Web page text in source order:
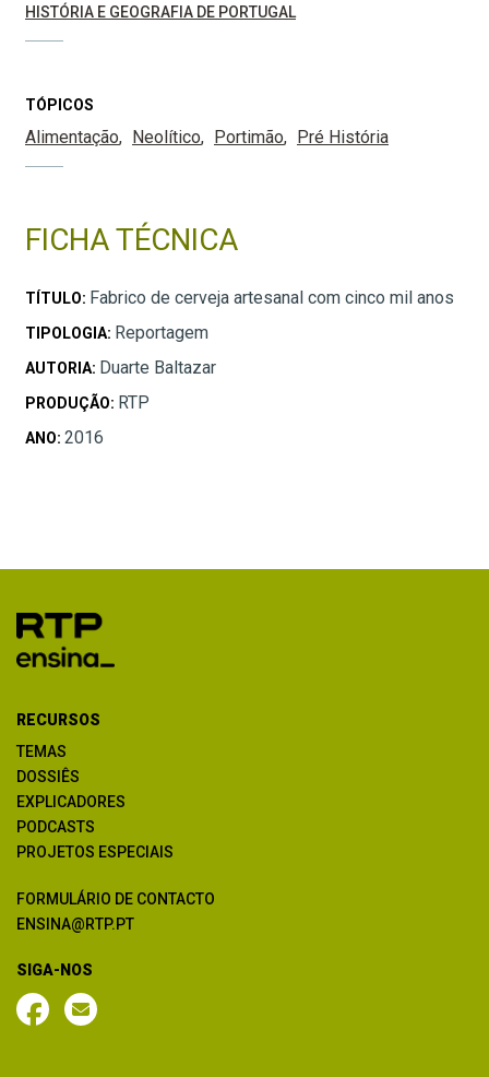
HISTÓRIA E GEOGRAFIA DE PORTUGAL
TÓPICOS
Alimentação Neolítico Portimão Pré História
FICHA TÉCNICA
TÍTULO: Fabrico de cerveja artesanal com cinco mil anos
TIPOLOGIA: Reportagem
AUTORIA: Duarte Baltazar
PRODUÇÃO: RTP
ANO: 2016
RECURSOS
TEMAS
DOSSIÊS
EXPLICADORES
PODCASTS
PROJETOS ESPECIAIS
FORMULÁRIO DE CONTACTO
ENSINA@RTP.PT
SIGA-NOS